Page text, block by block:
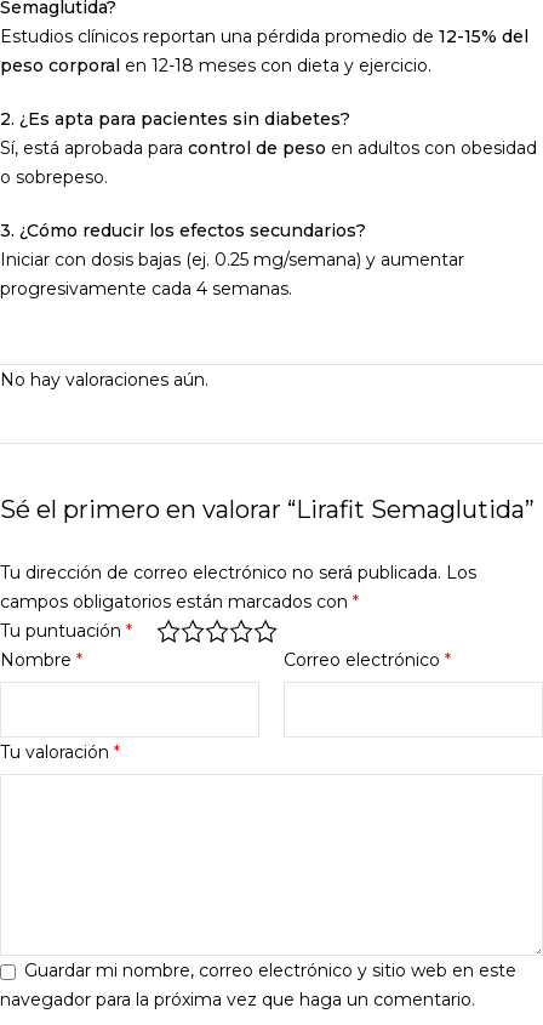
Semaglutida?
Estudios clínicos reportan una pérdida promedio de 12-15% del
peso corporal en 12-18 meses con dieta y ejercicio.
2. ¿Es apta para pacientes sin diabetes?
Sí, está aprobada para control de peso en adultos con obesidad
o sobrepeso.
3. ¿Cómo reducir los efectos secundarios?
Iniciar con dosis bajas (ej. 0.25 mg/semana) y aumentar
progresivamente cada 4 semanas.
No hay valoraciones aún.
Sé el primero en valorar “Lirafit Semaglutida”
Tu dirección de correo electrónico no será publicada. Los
campos obligatorios están marcados con *
Tu puntuación *
Tu valoración *
Nombre * Correo electrónico *
Guardar mi nombre, correo electrónico y sitio web en este
navegador para la próxima vez que haga un comentario.